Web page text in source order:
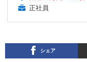
正社員
シェア